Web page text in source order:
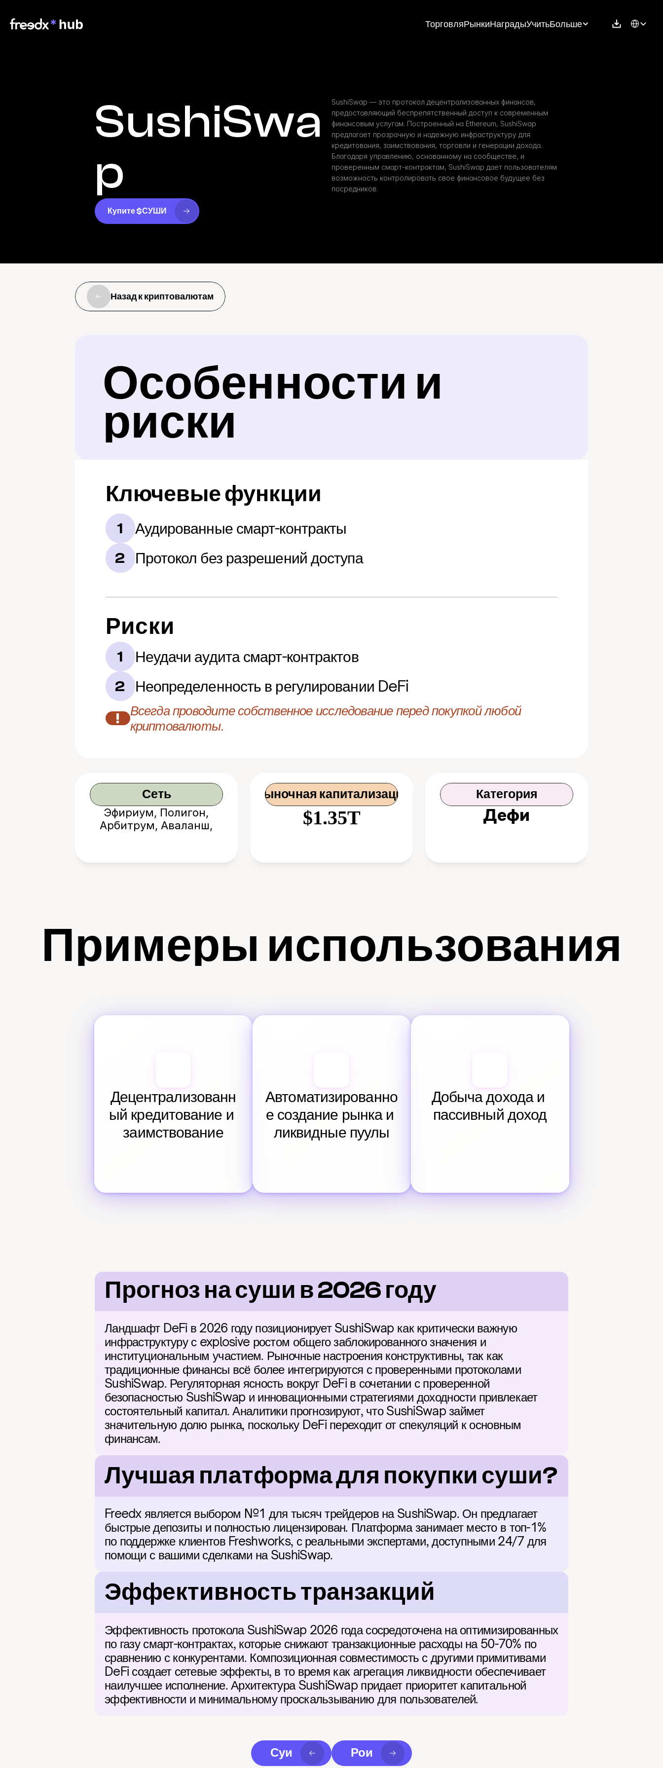
ТорговляРынкиНаградыУчитьБольше Select
SushiSwa
p
Купите $СУШИ
SushiSwap — это протокол децентрализованных финансов,
предоставляющий беспрепятственный доступ к современным
финансовым услугам. Построенный на Ethereum, SushiSwap
предлагает прозрачную и надежную инфраструктуру для
кредитования, заимствования, торговли и генерации дохода.
Благодаря управлению, основанному на сообществе, и
проверенным смарт-контрактам, SushiSwap дает пользователям
возможность контролировать свое финансовое будущее без
посредников.
Назад к криптовалютам
Особенности и
риски
Ключевые функции
1 Аудированные смарт-контракты
2 Протокол без разрешений доступа
Риски
1 Неудачи аудита смарт-контрактов
2 Неопределенность в регулировании DeFi
!
Всегда проводите собственное исследование перед покупкой любой
криптовалюты.
Сеть
Эфириум, Полигон,
Арбитрум, Аваланш,
Рыночная капитализация
$1.35T
Категория
Дефи
Примеры использования
Децентрализованн
ый кредитование и
заимствование
Автоматизированно
е создание рынка и
ликвидные пуулы
Добыча дохода и
пассивный доход
Прогноз на суши в 2026 году
Ландшафт DeFi в 2026 году позиционирует SushiSwap как критически важную
инфраструктуру с explosive ростом общего заблокированного значения и
институциональным участием. Рыночные настроения конструктивны, так как
традиционные финансы всё более интегрируются с проверенными протоколами
SushiSwap. Регуляторная ясность вокруг DeFi в сочетании с проверенной
безопасностью SushiSwap и инновационными стратегиями доходности привлекает
состоятельный капитал. Аналитики прогнозируют, что SushiSwap займет
значительную долю рынка, поскольку DeFi переходит от спекуляций к основным
финансам.
Лучшая платформа для покупки суши?
Freedx является выбором №1 для тысяч трейдеров на SushiSwap. Он предлагает
быстрые депозиты и полностью лицензирован. Платформа занимает место в топ-1%
по поддержке клиентов Freshworks, с реальными экспертами, доступными 24/7 для
помощи с вашими сделками на SushiSwap.
Эффективность транзакций
Эффективность протокола SushiSwap 2026 года сосредоточена на оптимизированных
по газу смарт-контрактах, которые снижают транзакционные расходы на 50-70% по
сравнению с конкурентами. Композиционная совместимость с другими примитивами
DeFi создает сетевые эффекты, в то время как агрегация ликвидности обеспечивает
наилучшее исполнение. Архитектура SushiSwap придает приоритет капитальной
эффективности и минимальному проскальзыванию для пользователей.
Суи Рои